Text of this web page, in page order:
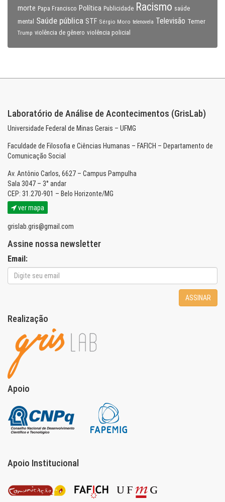
morte Papa Francisco Política Publicidade Racismo saúde
mental
Saúde pública STF Sérgio Moro telenovela Televisão Temer
Trump violência de gênero violência policial
Laboratório de Análise de Acontecimentos (GrisLab)
Universidade Federal de Minas Gerais – UFMG
Faculdade de Filosofia e Ciências Humanas – FAFICH – Departamento de
Comunicação Social
Av. Antônio Carlos, 6627 – Campus Pampulha
Sala 3047 – 3° andar
CEP: 31.270-901 – Belo Horizonte/MG
ver mapa
grislab.gris@gmail.com
Assine nossa newsletter
Email:
ASSINAR
Realização
Apoio
Apoio Institucional